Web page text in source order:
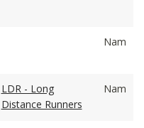
Nam
LDR - Long
Distance Runners
Nam